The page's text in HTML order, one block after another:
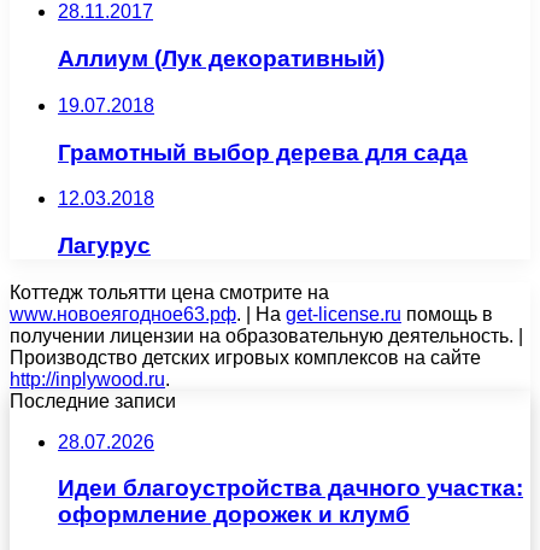
28.11.2017
Аллиум (Лук декоративный)
19.07.2018
Грамотный выбор дерева для сада
12.03.2018
Лагурус
Коттедж тольятти цена смотрите на
www.новоеягодное63.рф. | На get-license.ru помощь в
получении лицензии на образовательную деятельность. |
Производство детских игровых комплексов на сайте
http://inplywood.ru.
Последние записи
28.07.2026
Идеи благоустройства дачного участка:
оформление дорожек и клумб